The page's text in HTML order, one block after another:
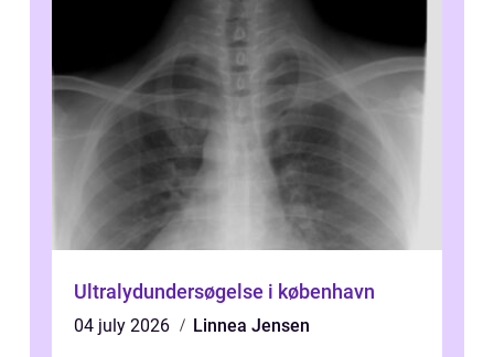
Ultralydundersøgelse i københavn
04 july 2026
Linnea Jensen